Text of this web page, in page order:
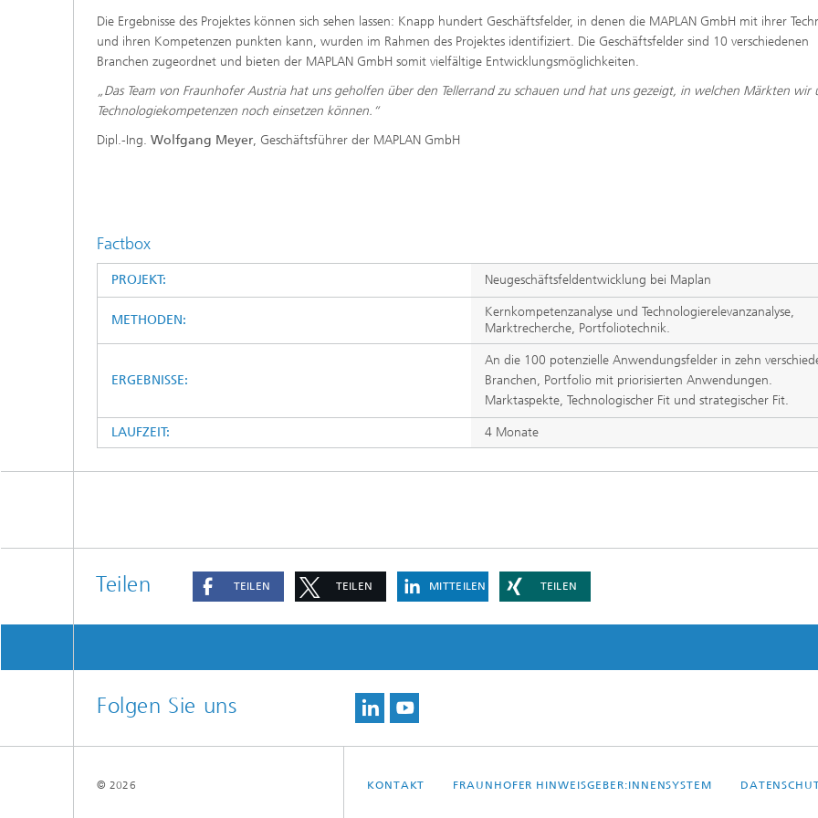
Die Ergebnisse des Projektes können sich sehen lassen: Knapp hundert Geschäftsfelder, in denen die MAPLAN GmbH mit ihrer
und ihren Kompetenzen punkten kann, wurden im Rahmen des Projektes identifiziert. Die Geschäftsfelder sind 10 verschiedenen
Branchen zugeordnet und bieten der MAPLAN GmbH somit vielfältige Entwicklungsmöglichkeiten.
„Das Team von Fraunhofer Austria hat uns geholfen über den Tellerrand zu schauen und hat uns gezeigt, in welchen Märkten wir
Technologiekompetenzen noch einsetzen können.“
Dipl.-Ing. Wolfgang Meyer, Geschäftsführer der MAPLAN GmbH
Factbox
PROJEKT: Neugeschäftsfeldentwicklung bei Maplan
METHODEN:
Kernkompetenzanalyse und Technologierelevanzanalyse,
Marktrecherche, Portfoliotechnik.
ERGEBNISSE:
An die 100 potenzielle Anwendungsfelder in zehn
Branchen, Portfolio mit priorisierten Anwendungen.
Marktaspekte, Technologischer Fit und strategischer Fit.
LAUFZEIT: 4 Monate
Teilen TEILEN TEILEN MITTEILEN TEILEN
Folgen Sie uns
KONTAKT FRAUNHOFER HINWEISGEBER:INNENSYSTEM
© 2026